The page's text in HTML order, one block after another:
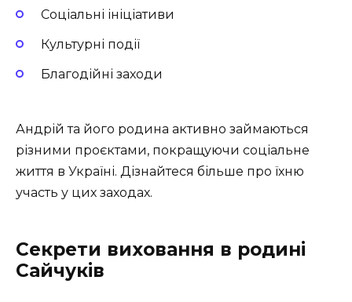
Соціальні ініціативи
Культурні події
Благодійні заходи
Андрій та його родина активно займаються
різними проєктами, покращуючи соціальне
життя в Україні. Дізнайтеся більше про їхню
участь у цих заходах.
Секрети виховання в родині
Сайчуків